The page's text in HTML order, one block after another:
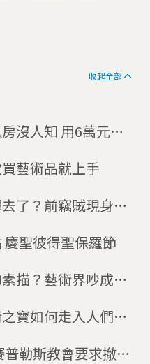
收起全部
用6萬元賣
藝術品就上手
了？前竊賊現身分
聖彼得聖保羅節
描？藝術界吵成一
寶如何走入人們的
勒斯教會要求撤換